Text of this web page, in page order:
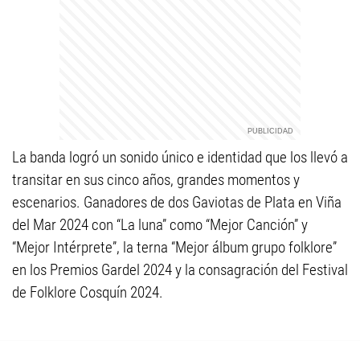
La banda logró un sonido único e identidad que los llevó a
transitar en sus cinco años, grandes momentos y
escenarios. Ganadores de dos Gaviotas de Plata en Viña
del Mar 2024 con “La luna” como “Mejor Canción” y
“Mejor Intérprete”, la terna “Mejor álbum grupo folklore”
en los Premios Gardel 2024 y la consagración del Festival
de Folklore Cosquín 2024.